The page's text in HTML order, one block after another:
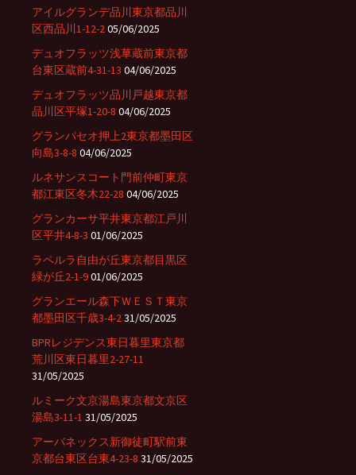
アイルグランデ品川東京都品川
区西品川1-12-205/06/2025
デュオフラッツ浅草蔵前東京都
台東区蔵前4-31-13 04/06/2025
デュオフラッツ品川戸越東京都
品川区平塚1-20-8 04/06/2025
グランパセオ押上2東京都墨田区
向島3-8-8 04/06/2025
ルネサンスコート門前仲町東京
都江東区冬木22-28 04/06/2025
グランカーサ平井東京都江戸川
区平井4-8-3 01/06/2025
ラペルラ自由が丘東京都目黒区
緑が丘2-1-901/06/2025
グランエール森下ＷＥＳＴ東京
都墨田区千歳3-4-231/05/2025
BPRレジデンス東日暮里東京都
荒川区東日暮里2-27-11
31/05/2025
ルミーク文京湯島東京都文京区
湯島3-11-1 31/05/2025
アーバネックス新御徒町駅前東
京都台東区台東4-23-8 31/05/2025